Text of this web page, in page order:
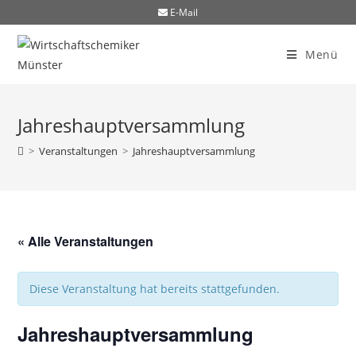
E-Mail
Menü
Jahreshauptversammlung
> Veranstaltungen > Jahreshauptversammlung
« Alle Veranstaltungen
Diese Veranstaltung hat bereits stattgefunden.
Jahreshauptversammlung